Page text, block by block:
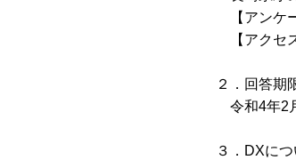
【アンケ
【アクセ
２．回答期
令和4年2
３． DXに